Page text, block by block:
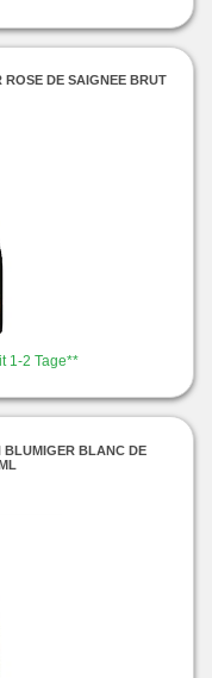
DE SAIGNEE BRUT
1-2 Tage**
BLUMIGER BLANC DE